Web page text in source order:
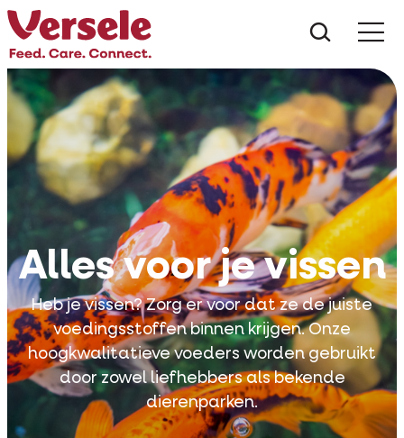
Alles voor je vissen
Heb je vissen? Zorg er voor dat ze de juiste
voedingsstoffen binnen krijgen. Onze
hoogkwalitatieve voeders worden gebruikt
door zowel liefhebbers als bekende
dierenparken.